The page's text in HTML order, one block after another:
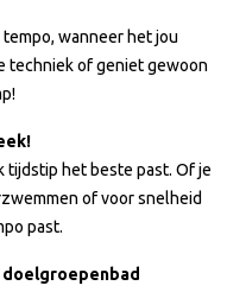
wanneer het jou
techniek of geniet gewoon
tijdstip het beste past. Of je
of voor snelheid
past.